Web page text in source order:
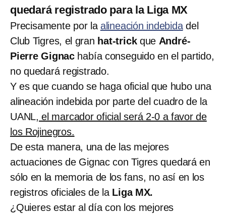
quedará registrado para la Liga MX
Precisamente por la alineación indebidadel
Club Tigres, el gran hat-trickque André-
Pierre Gignac había conseguido en el partido,
no quedará registrado.
Y es que cuando se haga oficial que hubo una
alineación indebida por parte del cuadro de la
UANL, el marcador oficial será 2-0 a favor de
los Rojinegros.
De esta manera, una de las mejores
actuaciones de Gignac con Tigres quedará en
sólo en la memoria de los fans, no así en los
registros oficiales de la Liga MX.
¿Quieres estar al día con los mejores